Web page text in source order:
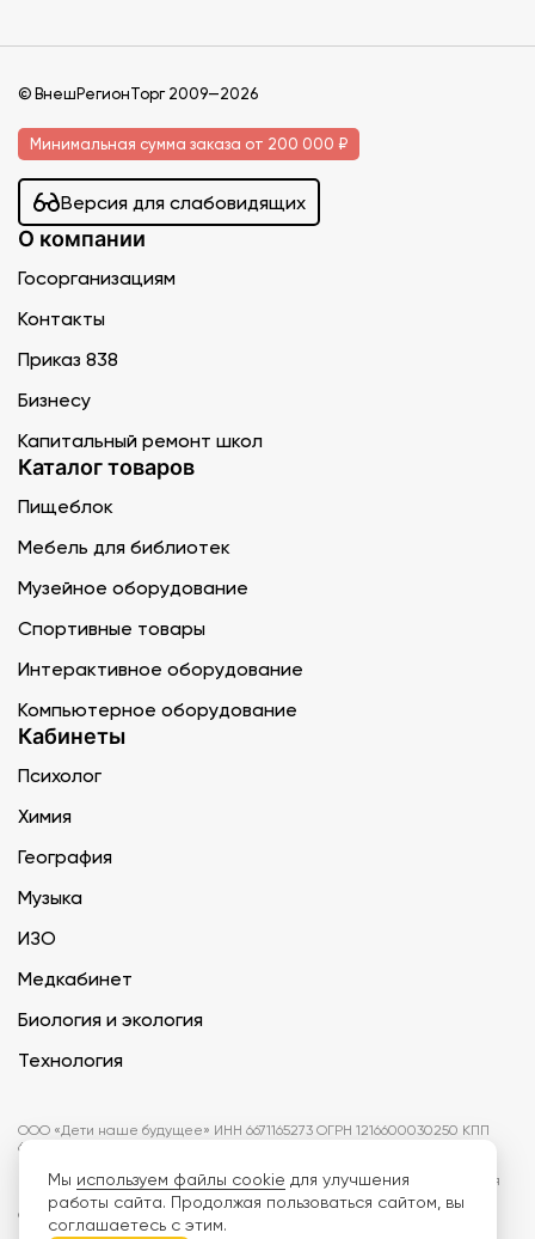
© ВнешРегионТорг 2009—2026
Минимальная сумма заказа от 200 000 ₽
Версия для слабовидящих
О компании
Госорганизациям
Контакты
Приказ 838
Бизнесу
Капитальный ремонт школ
Каталог товаров
Пищеблок
Мебель для библиотек
Музейное оборудование
Спортивные товары
Интерактивное оборудование
Компьютерное оборудование
Кабинеты
Психолог
Химия
География
Музыка
ИЗО
Медкабинет
Биология и экология
Технология
ООО «Дети наше будущее» ИНН 6671165273 ОГРН 1216600030250 КПП
667101001 БИК 046577674
Информация на сайте не является публичной офертой. Изображения
могут отличаться от поставляемых товаров. Поставщик оставляет за
собой право изменить цены и характеристики товаров без
предварительного уведомления заказчика, если это не влияет на
Мы используем файлы cookie для улучшения
работы сайта. Продолжая пользоваться сайтом, вы
соглашаетесь с этим.